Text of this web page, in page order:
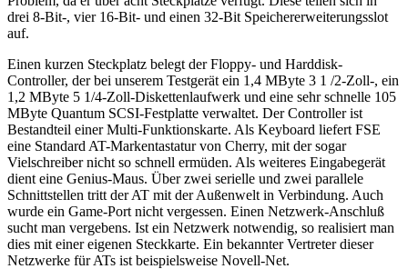
drei 8-Bit-, vier 16-Bit- und einen 32-Bit Speichererweiterungsslot
auf.
Einen kurzen Steckplatz belegt der Floppy- und Harddisk-
Controller, der bei unserem Testgerät ein 1,4 MByte 3 1 /2-Zoll-, ein
1,2 MByte 5 1/4-Zoll-Diskettenlaufwerk und eine sehr schnelle 105
MByte Quantum SCSI-Festplatte verwaltet. Der Controller ist
Bestandteil einer Multi-Funktionskarte. Als Keyboard liefert FSE
eine Standard AT-Markentastatur von Cherry, mit der sogar
Vielschreiber nicht so schnell ermüden. Als weiteres Eingabegerät
dient eine Genius-Maus. Über zwei serielle und zwei parallele
Schnittstellen tritt der AT mit der Außenwelt in Verbindung. Auch
wurde ein Game-Port nicht vergessen. Einen Netzwerk-Anschluß
sucht man vergebens. Ist ein Netzwerk notwendig, so realisiert man
dies mit einer eigenen Steckkarte. Ein bekannter Vertreter dieser
Netzwerke für ATs ist beispielsweise Novell-Net.